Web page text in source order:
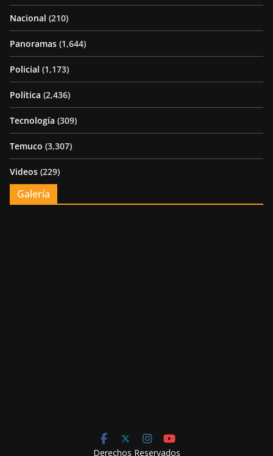
Nacional (210)
Panoramas (1,644)
Policial (1,173)
Política (2,436)
Tecnología (309)
Temuco (3,307)
Videos (229)
Galería
Derechos Reservados